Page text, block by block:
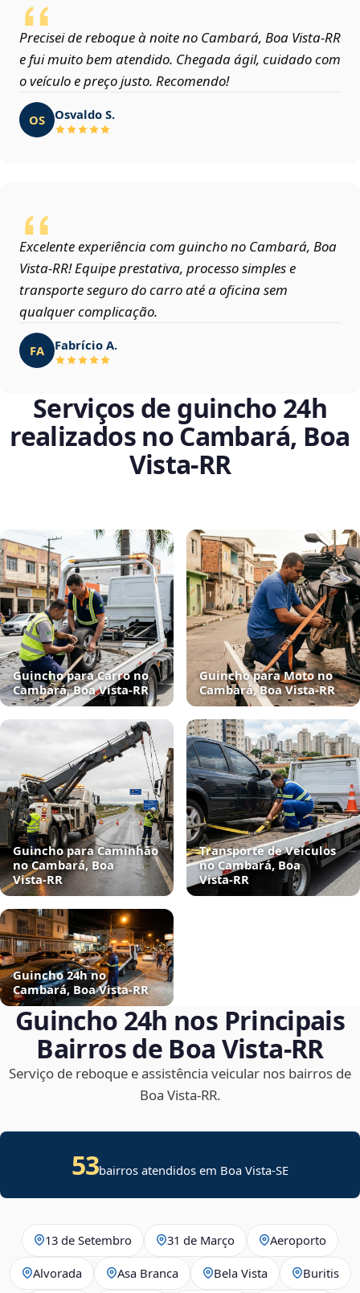
Precisei de reboque à noite no Cambará, Boa Vista‑RR
e fui muito bem atendido. Chegada ágil, cuidado com
o veículo e preço justo. Recomendo!
OS Osvaldo S.
Excelente experiência com guincho no Cambará, Boa
Vista‑RR! Equipe prestativa, processo simples e
transporte seguro do carro até a oficina sem
qualquer complicação.
FA Fabrício A.
Serviços de guincho 24h
realizados no Cambará, Boa
Vista‑RR
Guincho para Carro no
Cambará, Boa Vista‑RR
Guincho para Moto no
Cambará, Boa Vista‑RR
Guincho para Caminhão
no Cambará, Boa
Vista‑RR
Transporte de Veículos
no Cambará, Boa
Vista‑RR
Guincho 24h no
Cambará, Boa Vista‑RR
Guincho 24h nos Principais
Bairros de Boa Vista‑RR
Serviço de reboque e assistência veicular nos bairros de
Boa Vista‑RR.
53bairros atendidos em Boa Vista-SE
13 de Setembro 31 de Março Aeroporto
Alvorada Asa Branca Bela Vista Buritis